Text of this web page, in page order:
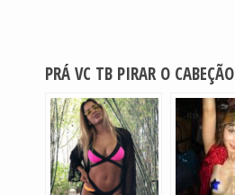
PRÁ VC TB PIRAR O CABEÇÃO